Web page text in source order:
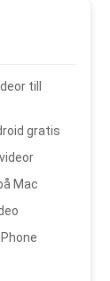
till
gratis
Mac